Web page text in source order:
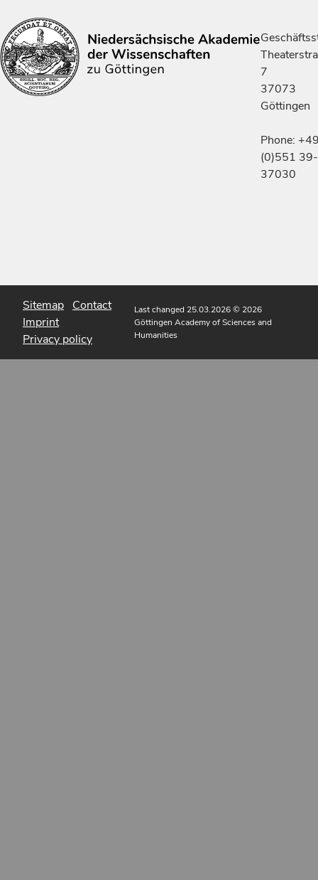
7
37073
Göttingen
Phone:
(0)551 39-
37030
Sitemap Contact
Imprint
Privacy policy
Last changed 25.03.2026© 2026
Göttingen Academy of Sciences and
Humanities